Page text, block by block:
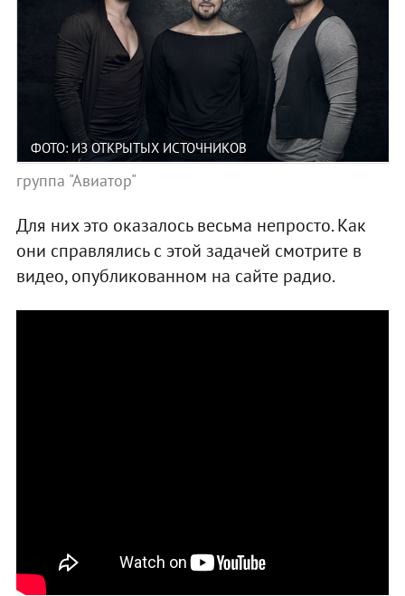
ФОТО: ИЗ ОТКРЫТЫХ ИСТОЧНИКОВ
группа "Авиатор"
Для них это оказалось весьма непросто. Как
они справлялись с этой задачей смотрите в
видео, опубликованном на сайте радио.